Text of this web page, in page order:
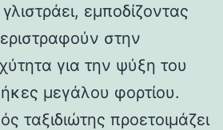
εμποδίζοντας
στην
για την ψύξη του
μεγάλου φορτίου.
ταξιδιώτης προετοιμάζει